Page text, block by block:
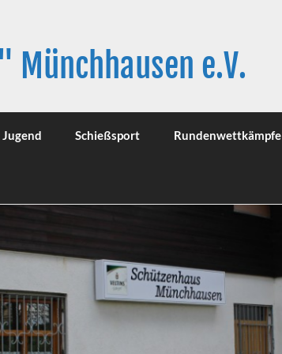
Münchhausen e.V.
Jugend Schießsport Rundenwettkämpfe